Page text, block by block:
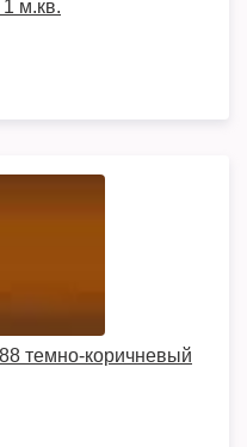
м.кв.
темно-коричневый